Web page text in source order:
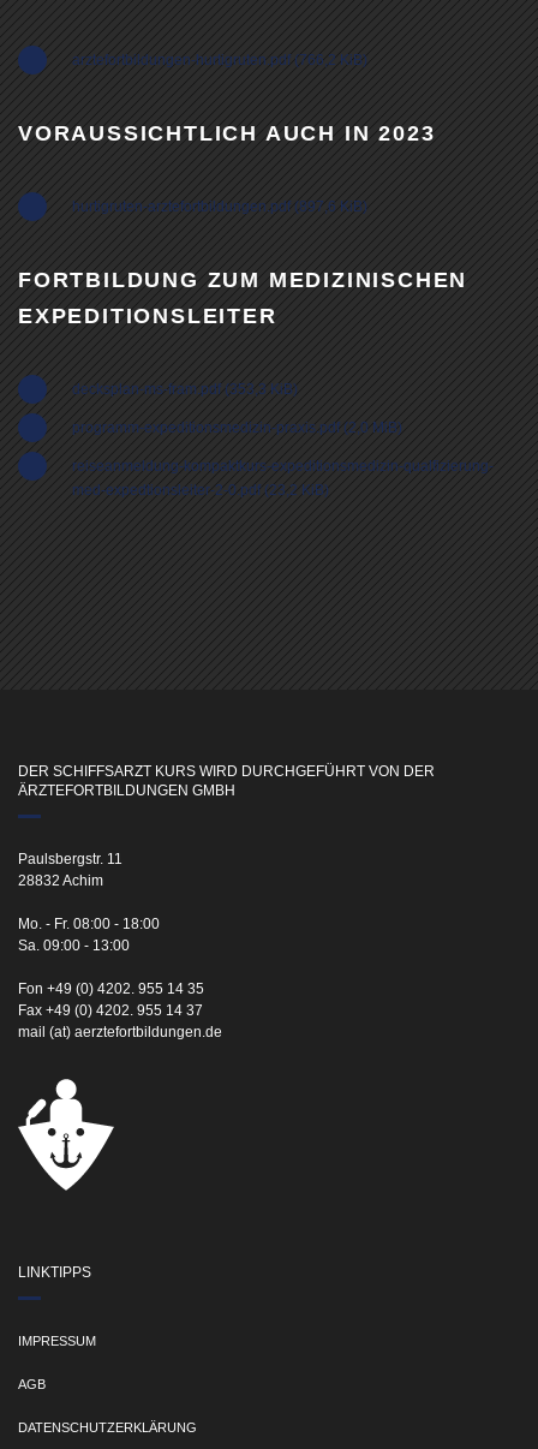
arztefortbildungen-hurtigruten.pdf (766,2 KiB)
VORAUSSICHTLICH AUCH IN 2023
hurtigruten-arztefortbildungen.pdf(897,6 KiB)
FORTBILDUNG ZUM MEDIZINISCHEN
EXPEDITIONSLEITER
decksplan-ms-fram.pdf (353,3 KiB)
programm-expeditionsmedizin-praxis.pdf(2,0 MiB)
reiseanmeldung-kompaktkurs-expeditionsmedizin-qualfizierung-
med-expedtionsleiter-2-0.pdf (23,2 KiB)
DER SCHIFFSARZT KURS WIRD DURCHGEFÜHRT VON DER
ÄRZTEFORTBILDUNGEN GMBH
Paulsbergstr. 11
28832 Achim
Mo. - Fr. 08:00 - 18:00
Sa. 09:00 - 13:00
Fon +49 (0) 4202. 955 14 35
Fax +49 (0) 4202. 955 14 37
mail (at) aerztefortbildungen.de
LINKTIPPS
IMPRESSUM
AGB
DATENSCHUTZERKLÄRUNG